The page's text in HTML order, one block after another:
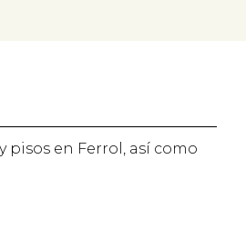
pisos en Ferrol, así como